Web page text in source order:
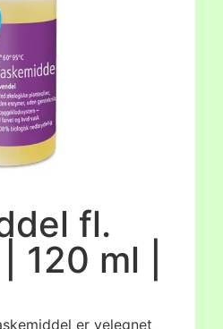
fl.
120 ml |
er velegnet